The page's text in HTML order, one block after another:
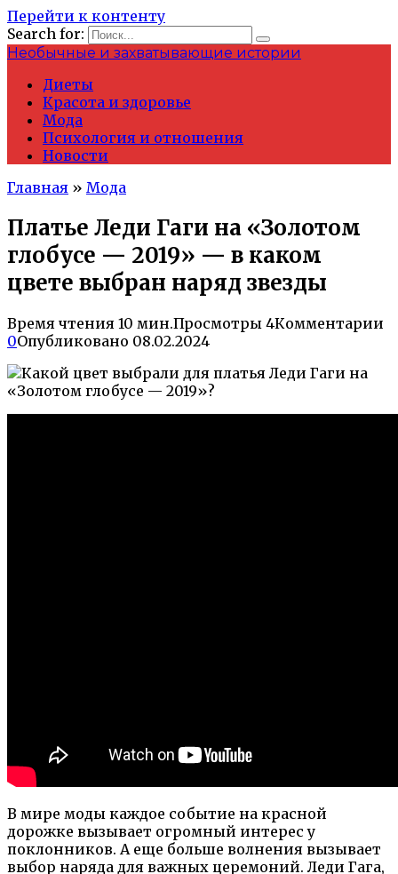
Перейти к контенту
Search for:
Необычные и захватывающие истории
Диеты
Красота и здоровье
Мода
Психология и отношения
Новости
Главная » Мода
Платье Леди Гаги на «Золотом
глобусе — 2019» — в каком
цвете выбран наряд звезды
Время чтения 10 мин.Просмотры 4Комментарии
0Опубликовано 08.02.2024
В мире моды каждое событие на красной
дорожке вызывает огромный интерес у
поклонников. А еще больше волнения вызывает
выбор наряда для важных церемоний. Леди Гага,